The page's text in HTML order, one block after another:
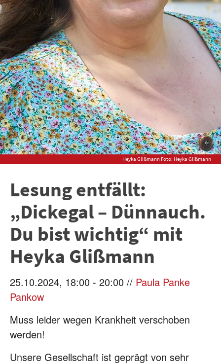
Heyka Glißmann Foto: Heyka Glißmann
Lesung entfällt:
„Dickegal – Dünnauch.
Du bist wichtig“ mit
Heyka Glißmann
25.10.2024, 18:00 - 20:00 // Paula Panke
Pankow
Muss leider wegen Krankheit verschoben
werden!
Unsere Gesellschaft ist geprägt von sehr